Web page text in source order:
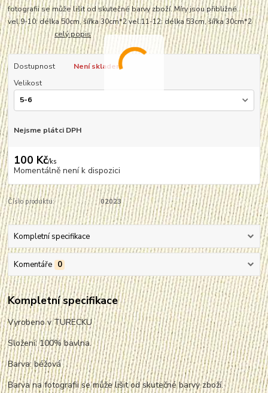
fotografii se může lišit od skutečné barvy zboží. Míry jsou přibližné.
vel.9-10: délka 50cm, šířka 30cm*2 vel.11-12: délka 53cm, šířka 30cm*2
celý popis
Dostupnost
Není skladem
Velikost
Nejsme plátci DPH
100 Kč/ks
Momentálně není k dispozici
Číslo produktu: 02023
Kompletní specifikace
Komentáře 0
Kompletní specifikace
Vyrobeno v TURECKU
Složení: 100% bavlna.
Barva: béžová
Barva na fotografii se může lišit od skutečné barvy zboží.